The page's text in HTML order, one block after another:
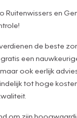
Ruitenwissers en
de beste
een
ook eerlijk
tot hoge
om zijn